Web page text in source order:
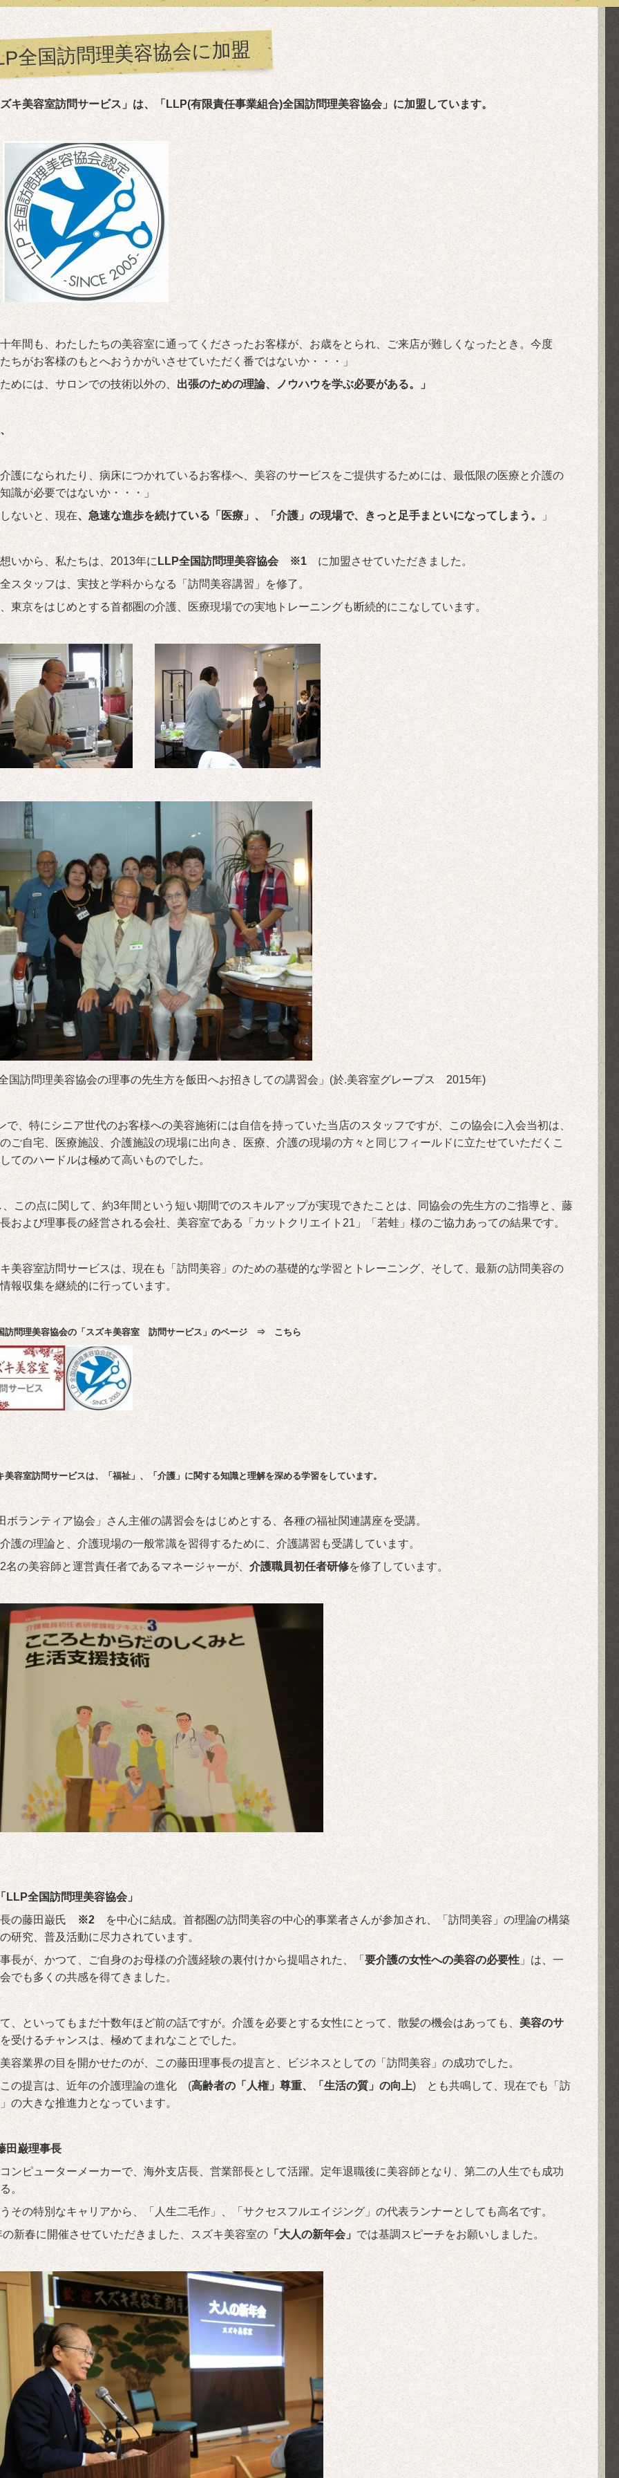
全国訪問理美容協会に加盟
キ美容室訪問サービス」は、「LLP(有限責任事業組合)全国訪問理美容協会」に加盟しています。
年間も、わたしたちの美容室に通ってくださったお客様が、お歳をとられ、ご来店が難しくなったとき。今度
ちがお客様のもとへおうかがいさせていただく番ではないか・・・」
めには、サロンでの技術以外の、出張のための理論、ノウハウを学ぶ必要がある。」
護になられたり、病床につかれているお客様へ、美容のサービスをご提供するためには、最低限の医療と介護の
識が必要ではないか・・・」
ないと、現在、急速な進歩を続けている「医療」、「介護」の現場で、きっと足手まといになってしまう。 」
いから、私たちは、2013年に LLP全国訪問理美容協会 ※1 に加盟させていただきました。
スタッフは、実技と学科からなる「訪問美容講習」を修了。
東京をはじめとする首都圏の介護、医療現場での実地トレーニングも断続的にこなしています。
国訪問理美容協会の理事の先生方を飯田へお招きしての講習会」(於.美容室グレープス 2015年)
で、特にシニア世代のお客様への美容施術には自信を持っていた当店のスタッフですが、この協会に入会当初は、
ご自宅、医療施設、介護施設の現場に出向き、医療、介護の現場の方々と同じフィールドに立たせていただくこ
てのハードルは極めて高いものでした。
この点に関して、約3年間という短い期間でのスキルアップが実現できたことは、同協会の先生方のご指導と、藤
および理事長の経営される会社、美容室である「カットクリエイト21」「若蛙」様のご協力あっての結果です。
美容室訪問サービスは、現在も「訪問美容」のための基礎的な学習とトレーニング、そして、最新の訪問美容の
報収集を継続的に行っています。
訪問理美容協会の「スズキ美容室 訪問サービス」のページ ⇒ こちら
美容室訪問サービスは、「福祉」、「介護」に関する知識と理解を深める学習をしています。
ボランティア協会」さん主催の講習会をはじめとする、各種の福祉関連講座を受講。
護の理論と、介護現場の一般常識を習得するために、介護講習も受講しています。
名の美容師と運営責任者であるマネージャーが、 介護職員初任者研修を修了しています。
LLP全国訪問理美容協会」
の藤田巌氏
※2 を中心に結成。首都圏の訪問美容の中心的事業者さんが参加され、「訪問美容」の理論の構築
研究、普及活動に尽力されています。
長が、かつて、ご自身のお母様の介護経験の裏付けから提唱された、「 要介護の女性への美容の必要性 」は、一
でも多くの共感を得てきました。
といってもまだ十数年ほど前の話ですが。介護を必要とする女性にとって、散髪の機会はあっても、 美容のサ
を受けるチャンスは、極めてまれなことでした。
容業界の目を開かせたのが、この藤田理事長の提言と、ビジネスとしての「訪問美容」の成功でした。
の提言は、近年の介護理論の進化 (高齢者の「人権」尊重、「生活の質」の向上) とも共鳴して、現在でも「訪
の大きな推進力となっています。
巌理事長
ンピューターメーカーで、海外支店長、営業部長として活躍。定年退職後に美容師となり、第二の人生でも成功
。
その特別なキャリアから、「人生二毛作」、「サクセスフルエイジング」の代表ランナーとしても高名です。
新春に開催させていただきました、スズキ美容室の 「大人の新年会」 では基調スピーチをお願いしました。